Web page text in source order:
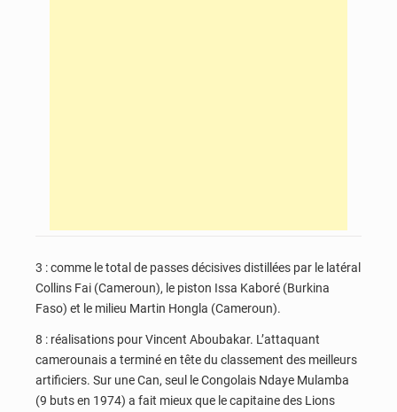
3 : comme le total de passes décisives distillées par le latéral
Collins Fai (Cameroun), le piston Issa Kaboré (Burkina
Faso) et le milieu Martin Hongla (Cameroun).
8 : réalisations pour Vincent Aboubakar. L’attaquant
camerounais a terminé en tête du classement des meilleurs
artificiers. Sur une Can, seul le Congolais Ndaye Mulamba
(9 buts en 1974) a fait mieux que le capitaine des Lions